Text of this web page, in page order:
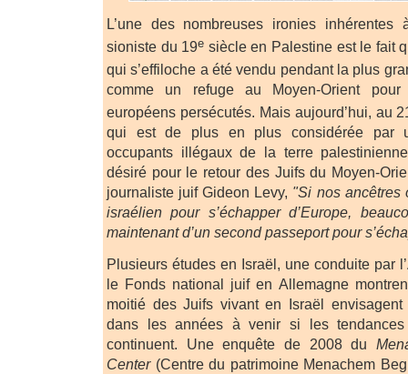
L’une des nombreuses ironies inhérentes
sioniste du 19e siècle en Palestine est le fait
qui s’effiloche a été vendu pendant la plus
comme un refuge au Moyen-Orient
européens persécutés. Mais aujourd’hui, au
qui est de plus en plus considérée par
occupants illégaux de la terre
désiré pour le retour des Juifs du Moyen-
journaliste juif Gideon Levy, "Si nos ancêtres
israélien pour s’échapper d’Europe,
maintenant d’un second passeport pour
Plusieurs études en Israël, une conduite par
le Fonds national juif en Allemagne
moitié des Juifs vivant en Israël
dans les années à venir si les
continuent. Une enquête de 2008 du
Center(Centre du patrimoine Menachem